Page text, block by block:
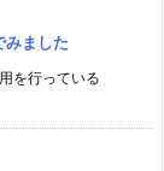
ました
を行っている